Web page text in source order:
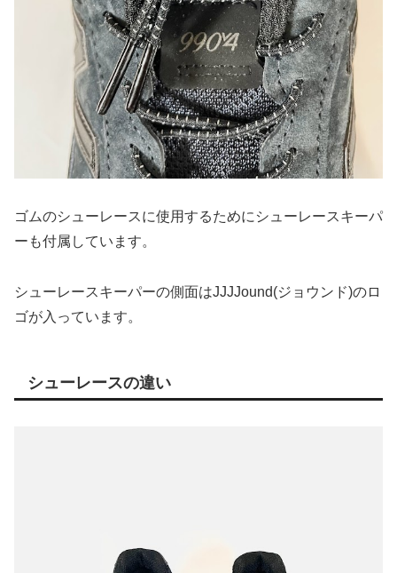
ゴムのシューレースに使用するためにシューレースキーパ
ーも付属しています。
シューレースキーパーの側面はJJJJound(ジョウンド)のロ
ゴが入っています。
シューレースの違い